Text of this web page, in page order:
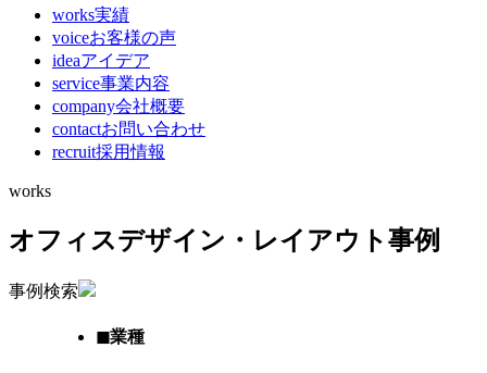
works実績
voiceお客様の声
ideaアイデア
service事業内容
company会社概要
contactお問い合わせ
recruit採用情報
works
オフィスデザイン・レイアウト事例
事例検索
◼︎業種